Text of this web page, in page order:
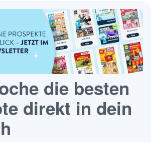
die besten
direkt in dein